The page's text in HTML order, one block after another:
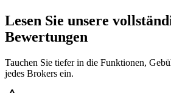
Lesen Sie unsere
Bewertungen
Tauchen Sie tiefer in die Funktionen,
jedes Brokers ein.